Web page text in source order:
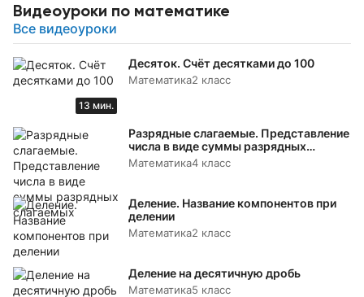
Видеоуроки по математике
Все видеоуроки
13 мин.
Десяток. Счёт десятками до 100
Математика2 класс
Разрядные слагаемые. Представление
числа в виде суммы разрядных
слагаемых
Математика4 класс
Деление. Название компонентов при
делении
Математика2 класс
Деление на десятичную дробь
Математика5 класс